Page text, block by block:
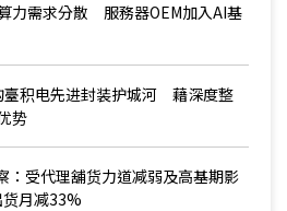
力需求分散 服務器OEM加入AI基
臺积电先进封装护城河 藉深度整
势
：受代理舖货力道减弱及高基期影
月减33%